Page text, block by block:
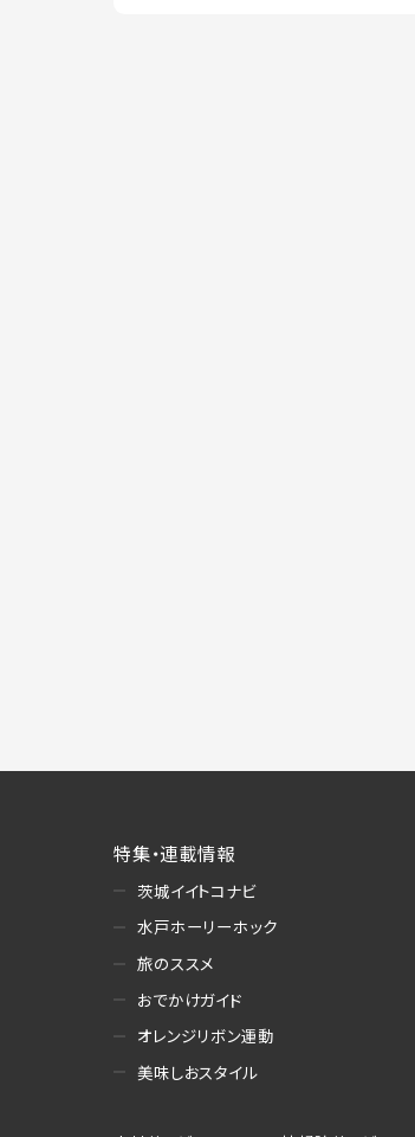
特集・連載情報
茨城イイトコナビ
水戸ホーリーホック
旅のススメ
おでかけガイド
オレンジリボン運動
美味しおスタイル